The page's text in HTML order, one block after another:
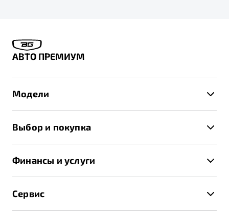
АВТО ПРЕМИУМ
Модели
X70
Выбор и покупка
Записаться на тест-драйв
Получить предложение
Финансы и услуги
Сервис